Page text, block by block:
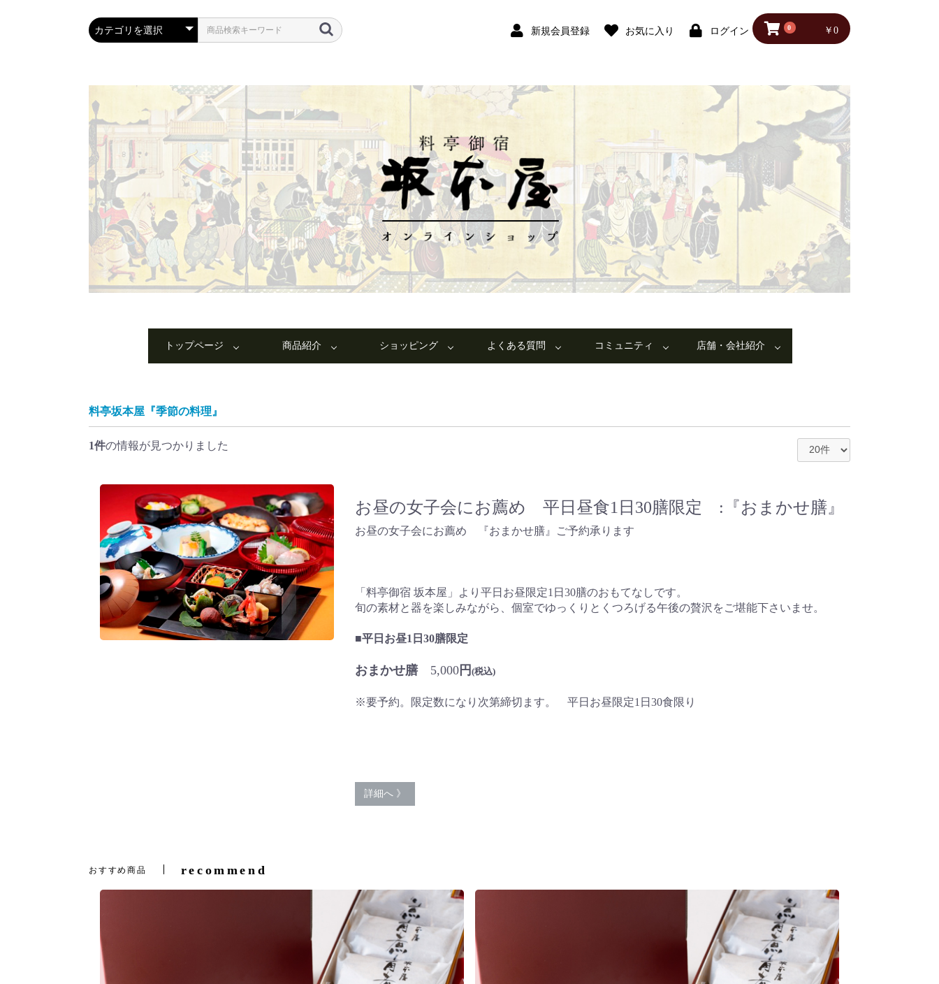
新規会員登録 お気に入り ログイン 0 ￥0
トップページ 商品紹介 ショッピング よくある質問 コミュニティ 店舗・会社紹介
料亭坂本屋『季節の料理』
1件の情報が見つかりました
お昼の女子会にお薦め 平日昼食1日30膳限定 :『おまかせ膳』
お昼の女子会にお薦め 『おまかせ膳』ご予約承ります
「料亭御宿 坂本屋」より平日お昼限定1日30膳のおもてなしです。
旬の素材と器を楽しみながら、個室でゆっくりとくつろげる午後の贅沢をご堪能下さいませ。
■平日お昼1日30膳限定
おまかせ膳5,000 円(税込)
※要予約。限定数になり次第締切ます。 平日お昼限定1日30食限り
詳細へ 》
おすすめ商品 recommend